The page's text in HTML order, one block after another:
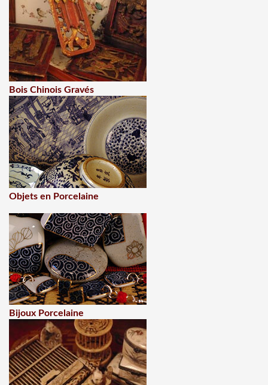
Bois Chinois Gravés
Objets en Porcelaine
Bijoux Porcelaine